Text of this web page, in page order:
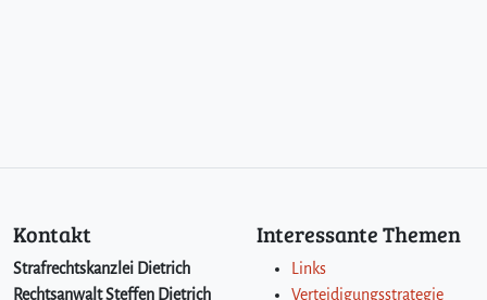
Kontakt
Strafrechtskanzlei Dietrich
Rechtsanwalt Steffen Dietrich
Interessante Themen
Links
Verteidigungsstrategie